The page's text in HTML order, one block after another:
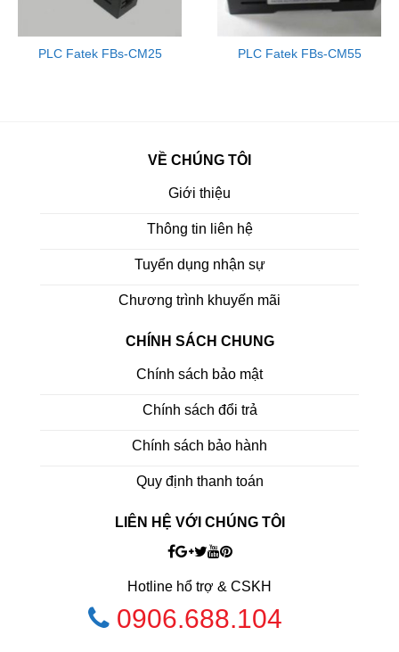
PLC Fatek FBs-CM25 PLC Fatek FBs-CM55
VỀ CHÚNG TÔI
Giới thiệu
Thông tin liên hệ
Tuyển dụng nhận sự
Chương trình khuyến mãi
CHÍNH SÁCH CHUNG
Chính sách bảo mật
Chính sách đổi trả
Chính sách bảo hành
Quy định thanh toán
LIÊN HỆ VỚI CHÚNG TÔI
Hotline hổ trợ & CSKH
0906.688.104